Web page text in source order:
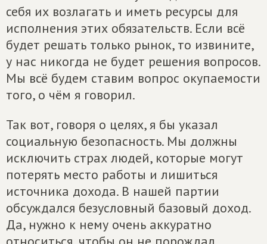
себя их возлагать и иметь ресурсы для
исполнения этих обязательств. Если всё
будет решать только рынок, то извините,
у нас никогда не будет решения вопросов.
Мы всё будем ставим вопрос окупаемости
того, о чём я говорил.
Так вот, говоря о целях, я бы указал
социальную безопасность. Мы должны
исключить страх людей, которые могут
потерять место работы и лишиться
источника дохода. В нашей партии
обсуждался безусловный базовый доход.
Да, нужно к нему очень аккуратно